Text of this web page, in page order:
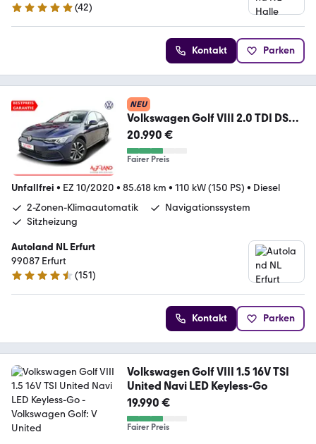
4.8 Sterne
(42)
Kontakt Parken
NEU
Volkswagen Golf VIII 2.0 TDI DSG
United LED Navi Spurhalte
20.990 €
Fairer Preis
Unfallfrei • EZ 10/2020 • 85.618 km • 110 kW (150 PS) • Diesel
2-Zonen-Klimaautomatik
Navigationssystem
Sitzheizung
Autoland NL Erfurt
99087 Erfurt
4.5 Sterne
(151)
Kontakt Parken
Volkswagen Golf VIII 1.5 16V TSI
United Navi LED Keyless-Go
19.990 €
Fairer Preis